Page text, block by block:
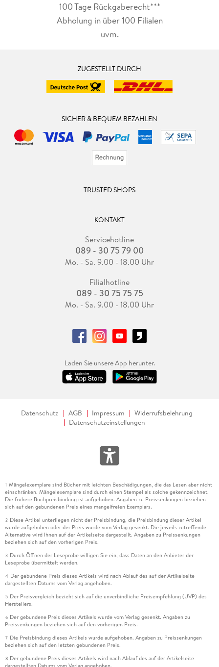
100 Tage Rückgaberecht***
Abholung in über 100 Filialen
uvm.
ZUGESTELLT DURCH
SICHER & BEQUEM BEZAHLEN
TRUSTED SHOPS
KONTAKT
Servicehotline
089 - 30 75 79 00
Mo. - Sa. 9.00 - 18.00 Uhr
Filialhotline
089 - 30 75 75 75
Mo. - Sa. 9.00 - 18.00 Uhr
Laden Sie unsere App herunter.
Datenschutz AGB Impressum
Widerrufsbelehrung
Datenschutzeinstellungen
1 Mängelexemplare sind Bücher mit leichten Beschädigungen, die das Lesen aber nicht
einschränken. Mängelexemplare sind durch einen Stempel als solche gekennzeichnet.
Die frühere Buchpreisbindung ist aufgehoben. Angaben zu Preissenkungen beziehen
sich auf den gebundenen Preis eines mangelfreien Exemplars.
2 Diese Artikel unterliegen nicht der Preisbindung, die Preisbindung dieser Artikel
wurde aufgehoben oder der Preis wurde vom Verlag gesenkt. Die jeweils zutreffende
Alternative wird Ihnen auf der Artikelseite dargestellt. Angaben zu Preissenkungen
beziehen sich auf den vorherigen Preis.
3 Durch Öffnen der Leseprobe willigen Sie ein, dass Daten an den Anbieter der
Leseprobe übermittelt werden.
4 Der gebundene Preis dieses Artikels wird nach Ablauf des auf der Artikelseite
dargestellten Datums vom Verlag angehoben.
5 Der Preisvergleich bezieht sich auf die unverbindliche Preisempfehlung (UVP) des
Herstellers.
6 Der gebundene Preis dieses Artikels wurde vom Verlag gesenkt. Angaben zu
Preissenkungen beziehen sich auf den vorherigen Preis.
7 Die Preisbindung dieses Artikels wurde aufgehoben. Angaben zu Preissenkungen
beziehen sich auf den letzten gebundenen Preis.
8 Der gebundene Preis dieses Artikels wird nach Ablauf des auf der Artikelseite